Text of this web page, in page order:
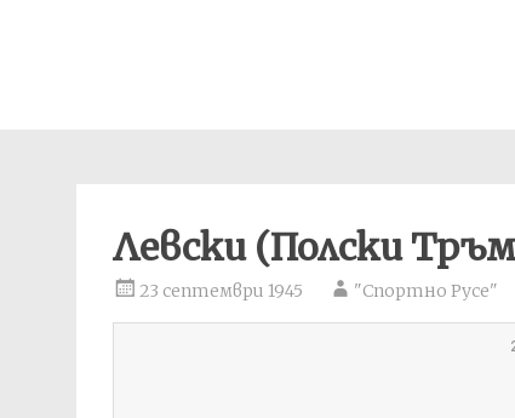
Левски (Полски
23 септември 1945 "Спортно Русе"